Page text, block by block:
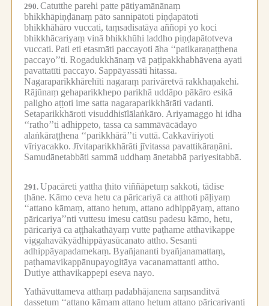
290. Catutthe parehi patte pātiyamānānaṃ
bhikkhāpiṇḍānaṃ pāto sannipātoti piṇḍapātoti
bhikkhāhāro vuccati, taṃsadisatāya aññopi yo koci
bhikkhācariyaṃ vinā bhikkhūhi laddho piṇḍapātotveva
vuccati. Pati eti etasmāti paccayoti āha ‘‘patikaraṇaṭṭhena
paccayo’’ti. Rogadukkhānaṃ vā paṭipakkhabhāvena ayati
pavattatīti paccayo. Sappāyassāti hitassa.
Nagaraparikkhārehīti nagaraṃ parivāretvā rakkhaṇakehi.
Rājūnaṃ gehaparikkhepo parikhā uddāpo pākāro esikā
paligho aṭṭoti ime satta nagaraparikkhārāti vadanti.
Setaparikkhāroti visuddhisīlālaṅkāro. Ariyamaggo hi idha
‘‘ratho’’ti adhippeto, tassa ca sammāvācādayo
alaṅkāraṭṭhena ‘‘parikkhārā’’ti vuttā. Cakkavīriyoti
vīriyacakko. Jīvitaparikkhārāti jīvitassa pavattikāraṇāni.
Samudānetabbāti sammā uddhaṃ ānetabbā pariyesitabbā.
291. Upacāreti yattha ṭhito viññāpetuṃ sakkoti, tādise
ṭhāne. Kāmo ceva hetu ca pāricariyā ca atthoti pāḷiyaṃ
‘‘attano kāmaṃ, attano hetuṃ, attano adhippāyaṃ, attano
pāricariya’’nti vuttesu imesu catūsu padesu kāmo, hetu,
pāricariyā ca aṭṭhakathāyaṃ vutte paṭhame atthavikappe
viggahavākyādhippāyasūcanato attho. Sesanti
adhippāyapadamekaṃ. Byañjananti byañjanamattaṃ,
paṭhamavikappānupayogitāya vacanamattanti attho.
Dutiye atthavikappepi eseva nayo.
Yathāvuttameva atthaṃ padabhājanena saṃsanditvā
dassetuṃ ‘‘attano kāmaṃ attano hetuṃ attano pāricariyanti